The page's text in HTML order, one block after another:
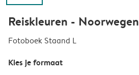
Reiskleuren - Noorwegen
Fotoboek Staand L
Kies je formaat